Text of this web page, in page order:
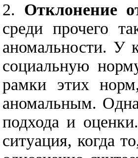
2. Отклонение
среди прочего
аномальности. У
социальную
рамки этих
аномальным.
подхода и
ситуация, когда